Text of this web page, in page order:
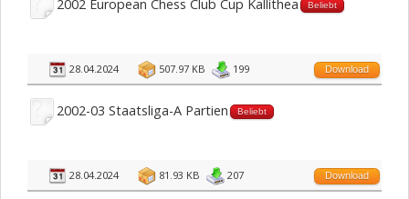
2002 European Chess Club Cup Kallithea Beliebt
28.04.2024 507.97 KB 199 Download
2002-03 Staatsliga-A Partien Beliebt
28.04.2024 81.93 KB 207 Download